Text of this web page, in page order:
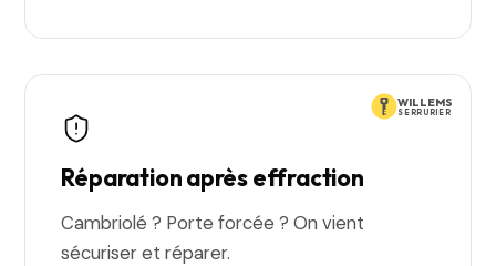
WILLEMS
SERRURIER
Réparation après effraction
Cambriolé ? Porte forcée ? On vient
sécuriser et réparer.